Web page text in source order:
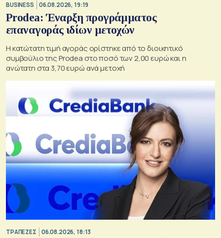
BUSINESS 06.08.2026, 19:19
Prodea: Έναρξη προγράμματος
επαναγοράς ιδίων μετοχών
Η κατώτατη τιμή αγοράς ορίστηκε από το διοικητικό
συμβούλιο της Prodea στο ποσό των 2,00 ευρώ και η
ανώτατη στα 3,70 ευρώ ανά μετοχή
ΤΡΑΠΕΖΕΣ 06.08.2026, 18:13